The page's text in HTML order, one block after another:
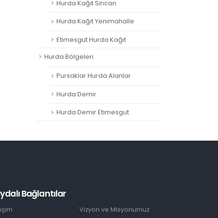
Hurda Kağıt Sincan
Hurda Kağıt Yenimahalle
Etimesgut Hurda Kağıt
Hurda Bölgeleri
Pursaklar Hurda Alanlar
Hurda Demir
Hurda Demir Etimesgut
Bağlantılar
Vizyon ve Misyonumuz